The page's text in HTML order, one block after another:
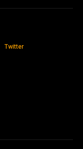
Twitter